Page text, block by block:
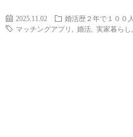
2025.11.02
婚活歴２年で１００
マッチングアプリ
婚活 実家暮らし